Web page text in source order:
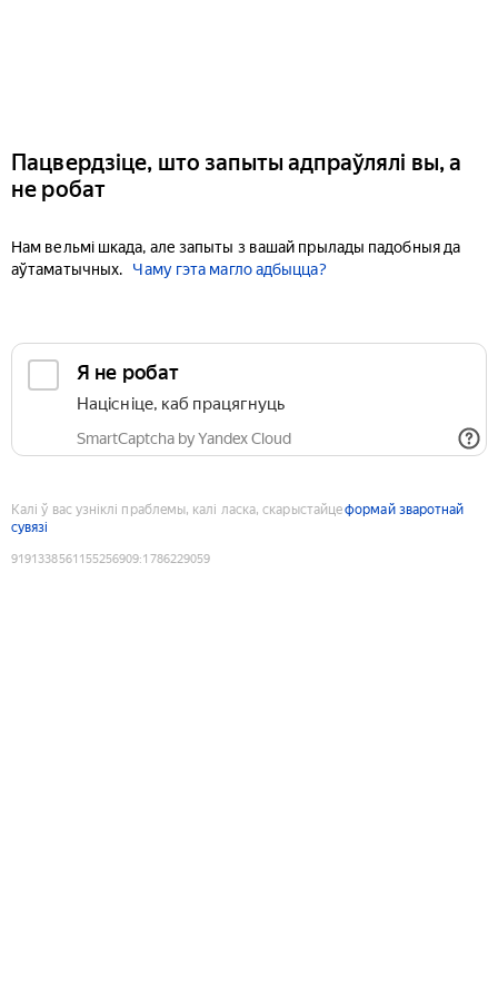
Пацвердзіце, што запыты адпраўлялі вы, а
не робат
Нам вельмі шкада, але запыты з вашай прылады падобныя да
аўтаматычных.
Чаму гэта магло адбыцца?
Я не робат
Націсніце, каб працягнуць
SmartCaptcha by Yandex Cloud
Калі ў вас узніклі праблемы, калі ласка, скарыстайцеформай зваротнай
сувязі
9191338561155256909:1786229059